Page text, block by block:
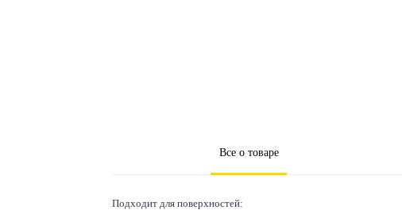
Все о товаре
Подходит для поверхностей: